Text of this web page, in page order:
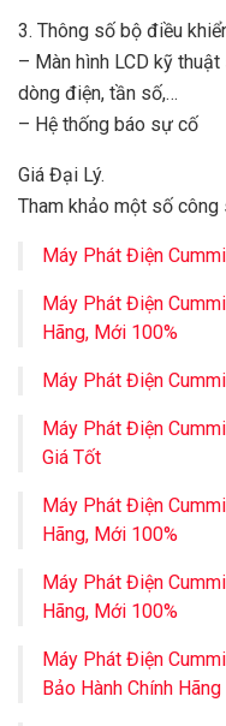
3. Thông số bộ điều
– Màn hình LCD kỹ
dòng điện, tần số,…
– Hệ thống báo sự cố
Giá Đại Lý.
Tham khảo một số công
Máy Phát Điện
Máy Phát Điện
Hãng, Mới 100%
Máy Phát Điện
Máy Phát Điện
Giá Tốt
Máy Phát Điện
Hãng, Mới 100%
Máy Phát Điện
Hãng, Mới 100%
Máy Phát Điện
Bảo Hành Chính Hãng